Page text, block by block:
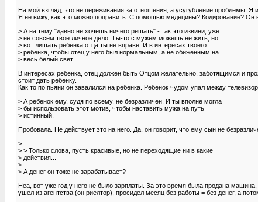
На мой взгляд, это не переживания за отношения, а усугубление проблемы. Я
Я не вижу, как это можно поправить. С помощью медецины? Кодирование? Он
> А на тему "давно не хочешь ничего решать" - так это извини, уже
> не совсем твое личное дело. Ты-то с мужем можешь не жить, но
> вот лишать ребенка отца ты не вправе. И в интересах твоего
> ребенка, чтобы отец у него был нормальным, а не обиженным на
> весь белый свет.
В интересах ребенка, отец должен быть Отцом,желательно, заботящимся и
стоит дать ребенку.
Как то по пьяни он завалился на ребенка. Ребенок чудом упал между
> А ребенок ему, судя по всему, не безразличен. И ты вполне могла
> бы использовать этот мотив, чтобы наставить мужа на путь
> истинный.
Пробовала. Не действует это на него. Да, он говорит, что ему сын не
>
> > Только слова, пусть красивые, но не переходящие ни в какие
> действия...
>
> А денег он тоже не зарабатывает?
Неа, вот уже год у него не было зарплаты. За это время была продана
ушел из агентства (он риелтор), просидел месяц без работы = без денег, а